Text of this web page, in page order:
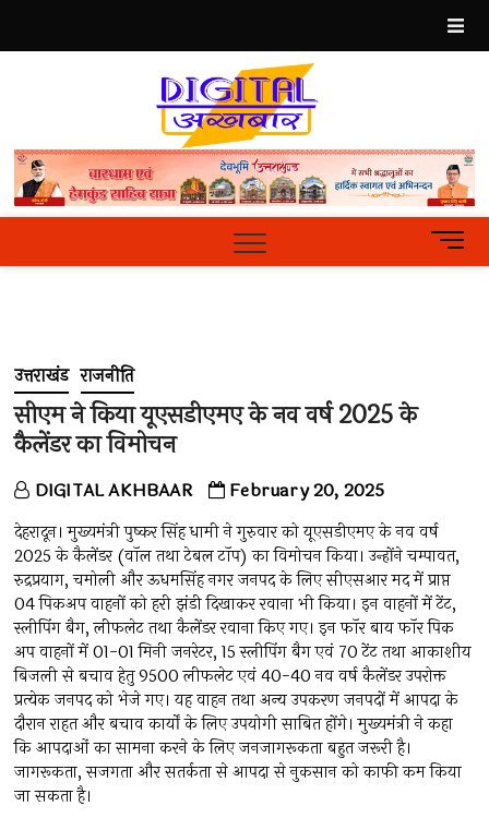
content
Hindi
News
PortalM
e
उत्तराखंड राजनीति
सीएम ने किया यूएसडीएमए के नव वर्ष 2025 के
कैलेंडर का विमोचन
DIGITAL AKHBAAR February 20, 2025
देहरादून। मुख्यमंत्री पुष्कर सिंह धामी ने गुरुवार को यूएसडीएमए के नव वर्ष
2025 के कैलेंडर (वॉल तथा टेबल टॉप) का विमोचन किया। उन्होंने चम्पावत,
रुद्रप्रयाग, चमोली और ऊधमसिंह नगर जनपद के लिए सीएसआर मद में प्राप्त
04 पिकअप वाहनों को हरी झंडी दिखाकर रवाना भी किया। इन वाहनों में टेंट,
स्लीपिंग बैग, लीफलेट तथा कैलेंडर रवाना किए गए। इन फॉर बाय फॉर पिक
अप वाहनों में 01-01 मिनी जनरेटर, 15 स्लीपिंग बैग एवं 70 टेंट तथा आकाशीय
बिजली से बचाव हेतु 9500 लीफलेट एवं 40-40 नव वर्ष कैलेंडर उपरोक्त
प्रत्येक जनपद को भेजे गए। यह वाहन तथा अन्य उपकरण जनपदों में आपदा के
दौरान राहत और बचाव कार्यों के लिए उपयोगी साबित होंगे। मुख्यमंत्री ने कहा
कि आपदाओं का सामना करने के लिए जनजागरूकता बहुत जरूरी है।
जागरूकता, सजगता और सतर्कता से आपदा से नुकसान को काफी कम किया
जा सकता है।